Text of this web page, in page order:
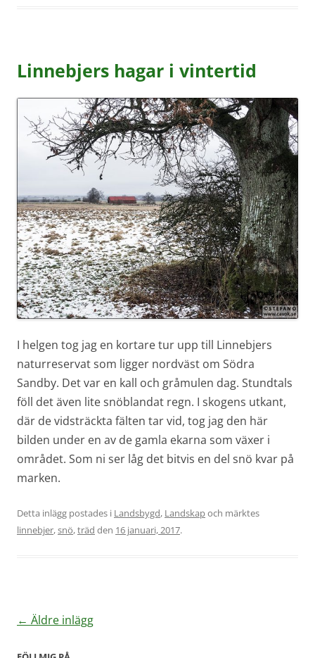
Linnebjers hagar i vintertid
I helgen tog jag en kortare tur upp till Linnebjers
naturreservat som ligger nordväst om Södra
Sandby. Det var en kall och gråmulen dag. Stundtals
föll det även lite snöblandat regn. I skogens utkant,
där de vidsträckta fälten tar vid, tog jag den här
bilden under en av de gamla ekarna som växer i
området. Som ni ser låg det bitvis en del snö kvar på
marken.
Detta inlägg postades i Landsbygd, Landskapoch märktes
linnebjer,snö,träd den 16 januari, 2017.
Inläggsnavigering
← Äldre inlägg